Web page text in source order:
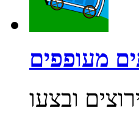
מעופפים